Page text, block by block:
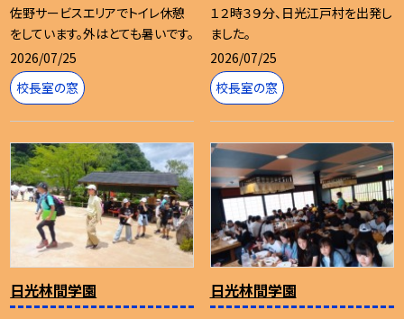
佐野サービスエリアでトイレ休憩
をしています。外はとても暑いです。
2026/07/25
校長室の窓
１２時３９分、日光江戸村を出発し
ました。
2026/07/25
校長室の窓
日光林間学園 日光林間学園